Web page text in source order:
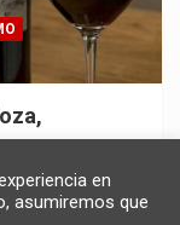
en
asumiremos que